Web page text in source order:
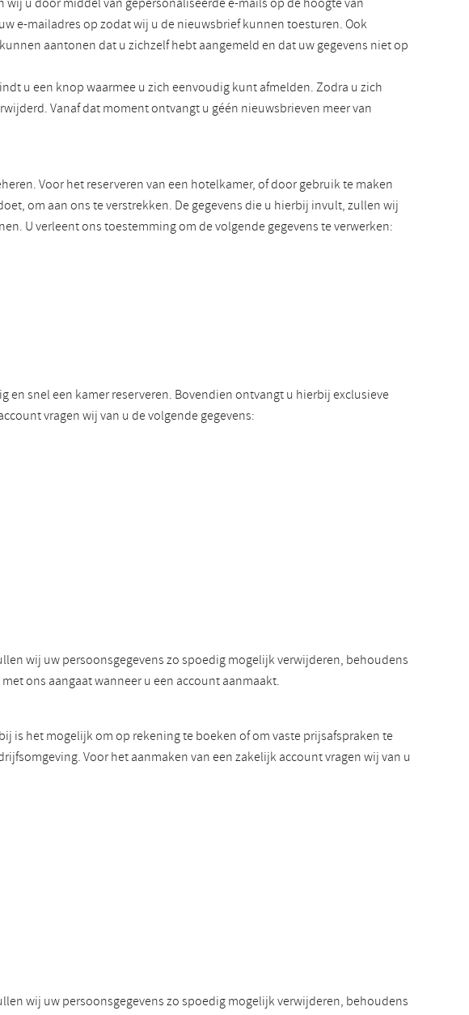
e-mailadres op zodat wij u de nieuwsbrief kunnen toesturen. Ook
aantonen dat u zichzelf hebt aangemeld en dat uw gegevens niet op
u een knop waarmee u zich eenvoudig kunt afmelden. Zodra u zich
Vanaf dat moment ontvangt u géén nieuwsbrieven meer van
Voor het reserveren van een hotelkamer, of door gebruik te maken
om aan ons te verstrekken. De gegevens die u hierbij invult, zullen wij
U verleent ons toestemming om de volgende gegevens te verwerken:
snel een kamer reserveren. Bovendien ontvangt u hierbij exclusieve
vragen wij van u de volgende gegevens:
wij uw persoonsgegevens zo spoedig mogelijk verwijderen, behoudens
ons aangaat wanneer u een account aanmaakt.
is het mogelijk om op rekening te boeken of om vaste prijsafspraken te
Voor het aanmaken van een zakelijk account vragen wij van u
wij uw persoonsgegevens zo spoedig mogelijk verwijderen, behoudens